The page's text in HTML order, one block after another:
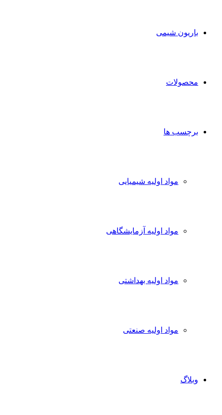
باریون شیمی
محصولات
برچسب ها
مواد اولیه شیمیایی
مواد اولیه آزمایشگاهی
مواد اولیه بهداشتی
مواد اولیه صنعتی
وبلاگ